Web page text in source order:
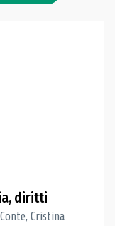
diritti
Cristina